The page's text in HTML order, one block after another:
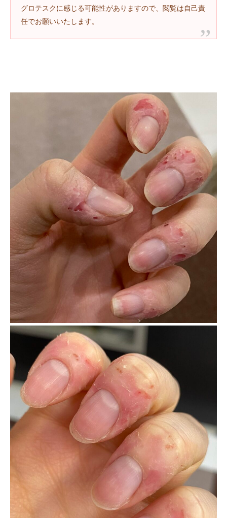
グロテスクに感じる可能性がありますので、閲覧は自己責
任でお願いいたします。